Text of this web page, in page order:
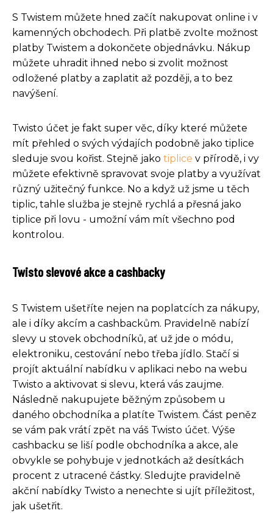
S Twistem můžete hned začít nakupovat online i v
kamenných obchodech. Při platbě zvolte možnost
platby Twistem a dokončete objednávku. Nákup
můžete uhradit ihned nebo si zvolit možnost
odložené platby a zaplatit až později, a to bez
navýšení.
Twisto účet je fakt super věc, díky které můžete
mít přehled o svých výdajích podobně jako tiplice
sleduje svou kořist. Stejně jako tiplice v přírodě, i vy
můžete efektivně spravovat svoje platby a využívat
různý užitečný funkce. No a když už jsme u těch
tiplic, tahle služba je stejně rychlá a přesná jako
tiplice při lovu - umožní vám mít všechno pod
kontrolou.
Twisto slevové akce a cashbacky
S Twistem ušetříte nejen na poplatcích za nákupy,
ale i díky akcím a cashbackům. Pravidelně nabízí
slevy u stovek obchodníků, ať už jde o módu,
elektroniku, cestování nebo třeba jídlo. Stačí si
projít aktuální nabídku v aplikaci nebo na webu
Twisto a aktivovat si slevu, která vás zaujme.
Následně nakupujete běžným způsobem u
daného obchodníka a platíte Twistem. Část peněz
se vám pak vrátí zpět na váš Twisto účet. Výše
cashbacku se liší podle obchodníka a akce, ale
obvykle se pohybuje v jednotkách až desítkách
procent z utracené částky. Sledujte pravidelně
akční nabídky Twisto a nenechte si ujít příležitost,
jak ušetřit.